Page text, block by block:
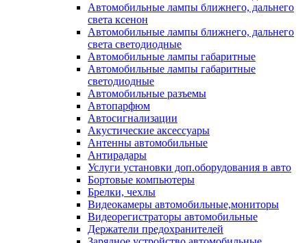
Автомобильные лампы ближнего, дальнего
света ксенон
Автомобильные лампы ближнего, дальнего
света светодиодные
Автомобильные лампы габаритные
Автомобильные лампы габаритные
светодиодные
Автомобильные разъемы
Автопарфюм
Автосигнализации
Акустические аксессуары
Антенны автомобильные
Антирадары
Услуги установки доп.оборудования в авто
Бортовые компьютеры
Брелки, чехлы
Видеокамеры автомобильные,мониторы
Видеорегистраторы автомобильные
Держатели предохранителей